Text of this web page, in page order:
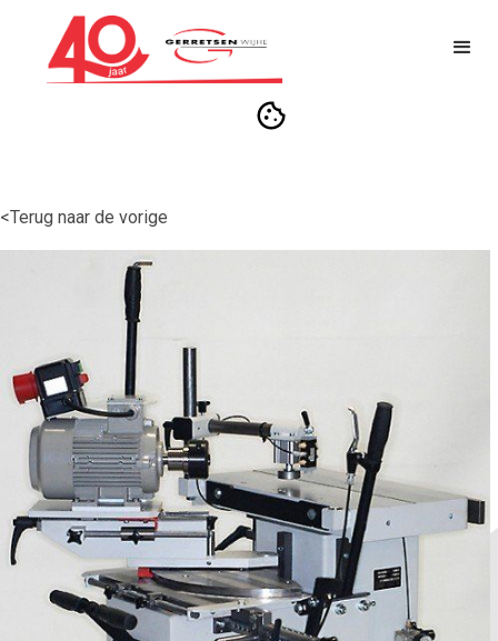
<Terug naar de vorige